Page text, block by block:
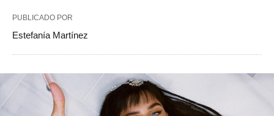
PUBLICADO POR
Estefanía Martínez